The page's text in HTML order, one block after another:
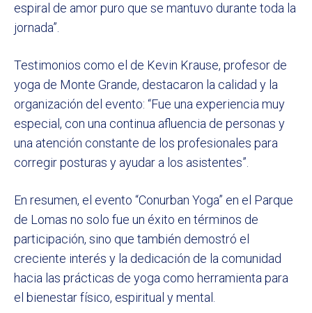
espiral de amor puro que se mantuvo durante toda la
jornada”.
Testimonios como el de Kevin Krause, profesor de
yoga de Monte Grande, destacaron la calidad y la
organización del evento: “Fue una experiencia muy
especial, con una continua afluencia de personas y
una atención constante de los profesionales para
corregir posturas y ayudar a los asistentes”.
En resumen, el evento “Conurban Yoga” en el Parque
de Lomas no solo fue un éxito en términos de
participación, sino que también demostró el
creciente interés y la dedicación de la comunidad
hacia las prácticas de yoga como herramienta para
el bienestar físico, espiritual y mental.